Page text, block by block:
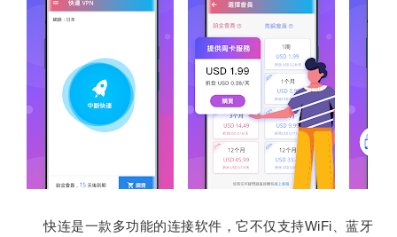
快连是一款多功能的连接软件，它不仅支持WiFi、蓝牙